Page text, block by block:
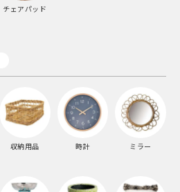
チェアパッド
収納用品 時計 ミラー